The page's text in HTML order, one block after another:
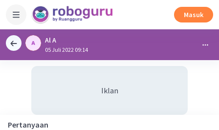
Masuk
Al A
05 Juli 2022 09:14
Iklan
Pertanyaan